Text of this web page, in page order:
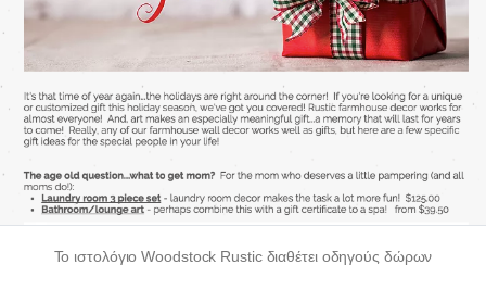
Το ιστολόγιο Woodstock Rustic διαθέτει οδηγούς δώρων